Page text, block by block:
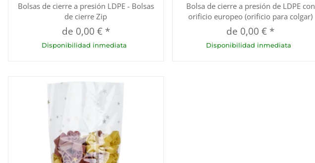
Bolsas de cierre a presión LDPE - Bolsas
de cierre Zip
de 0,00 € *
Disponibilidad inmediata
Bolsa de cierre a presión de LDPE con
orificio europeo (orificio para colgar)
de 0,00 € *
Disponibilidad inmediata